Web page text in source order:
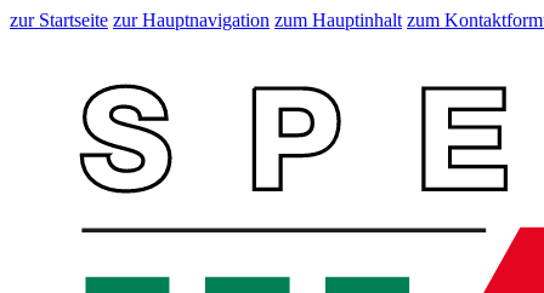
zur Startseite zur Hauptnavigation zum Hauptinhalt zum